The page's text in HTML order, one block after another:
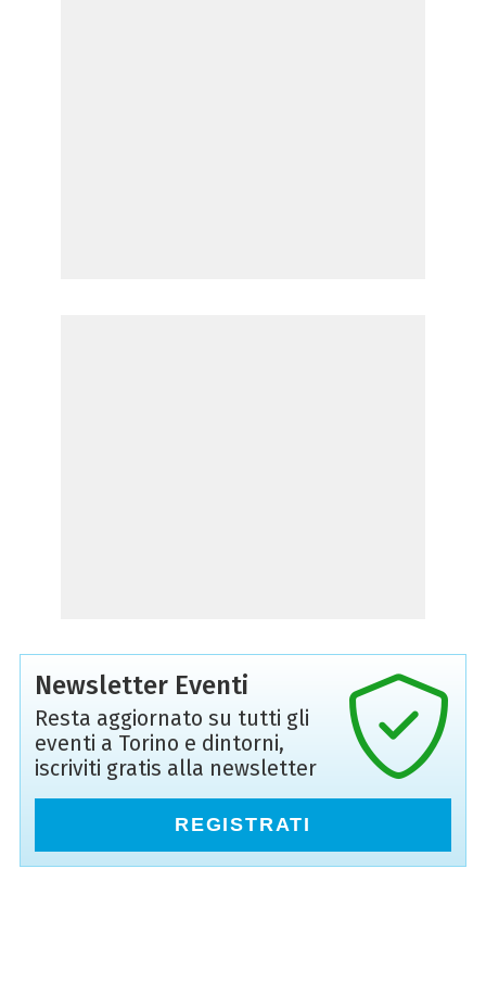
Newsletter Eventi
Resta aggiornato su tutti gli
eventi a Torino e dintorni,
iscriviti gratis alla newsletter
REGISTRATI